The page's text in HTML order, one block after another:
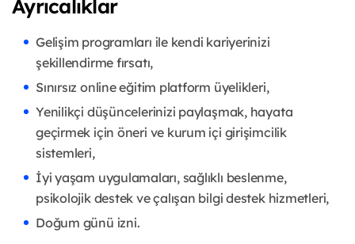
Ayrıcalıklar
Gelişim programları ile kendi kariyerinizi
şekillendirme fırsatı,
Sınırsız online eğitim platform üyelikleri,
Yenilikçi düşüncelerinizi paylaşmak, hayata
geçirmek için öneri ve kurum içi girişimcilik
sistemleri,
İyi yaşam uygulamaları, sağlıklı beslenme,
psikolojik destek ve çalışan bilgi destek hizmetleri,
Doğum günü izni.